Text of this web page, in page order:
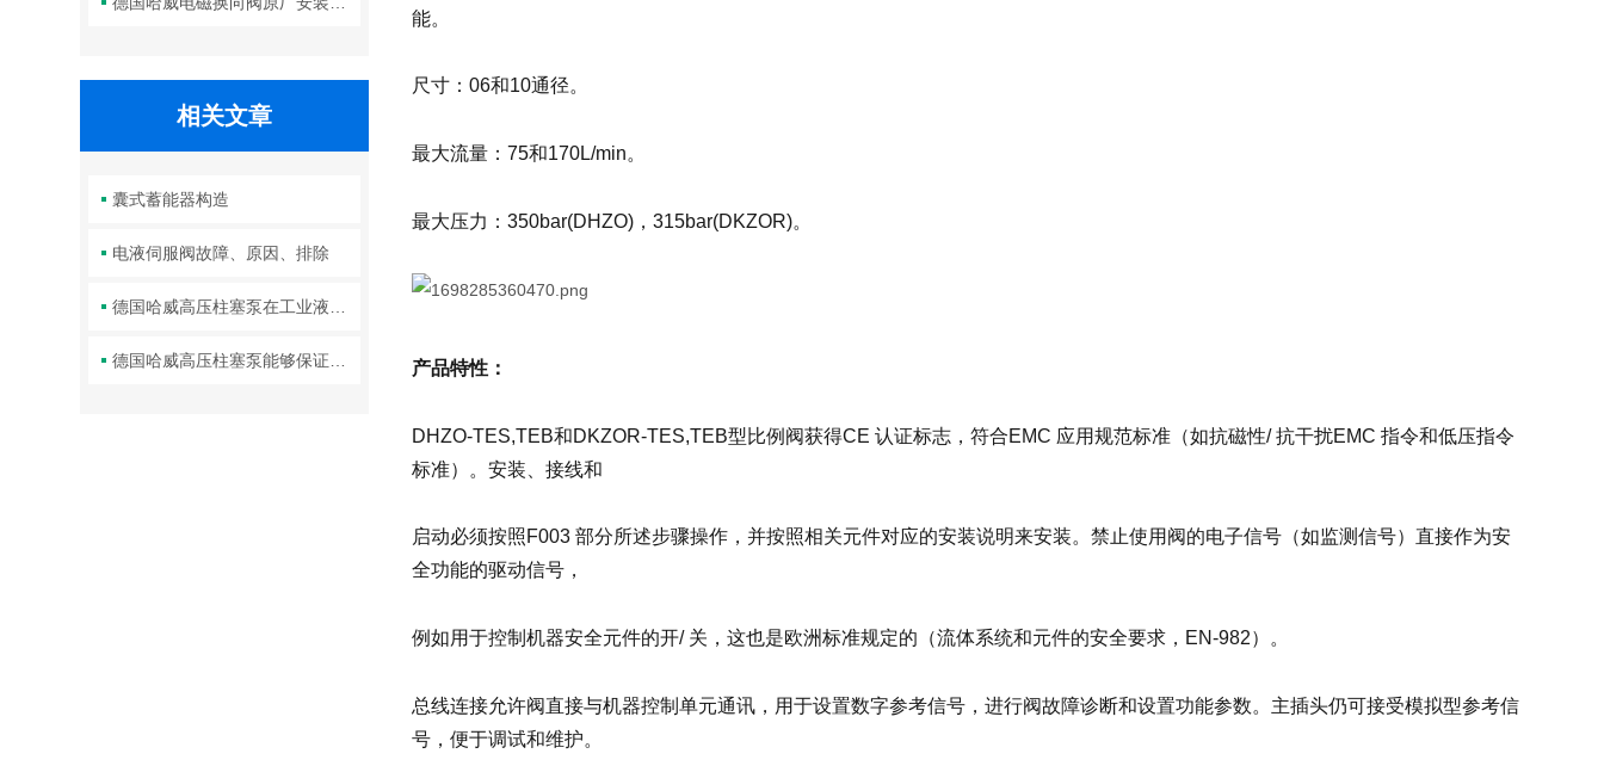
相关文章
囊式蓄能器构造
电液伺服阀故障、原因、排除
能。
尺寸：06和10通径。
最大流量：75和170L/min。
最大压力：350bar(DHZO)，315bar(DKZOR)。
产品特性：
DHZO-TES,TEB和DKZOR-TES,TEB型比例阀获得CE 认证标志，符合EMC 应用规范标准（如抗磁性/ 抗干扰EMC 指令和低压指令
标准）。安装、接线和
启动必须按照F003 部分所述步骤操作，并按照相关元件对应的安装说明来安装。禁止使用阀的电子信号（如监测信号）直接作为安
全功能的驱动信号，
例如用于控制机器安全元件的开/ 关，这也是欧洲标准规定的（流体系统和元件的安全要求，EN-982）。
总线连接允许阀直接与机器控制单元通讯，用于设置数字参考信号，进行阀故障诊断和设置功能参数。主插头仍可接受模拟型参考信
号，便于调试和维护。